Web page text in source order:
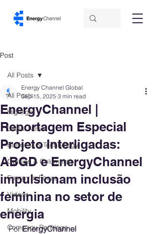
Post
All Posts
Highlight
Latest News
Business & Technology
Opinion & Columnists
Energy in Focus
Videos
Mobility
Company Rankings
All Posts
EnergyChannel |
Reportagem Especial
Projeto Interligadas:
ABGD e EnergyChannel
impulsionam inclusão
feminina no setor de
energia
Energy Channel Global
Sep 15, 2025 3 min read
Por EnergyChannel